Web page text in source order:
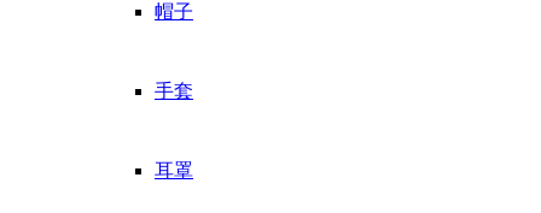
帽子
手套
耳罩